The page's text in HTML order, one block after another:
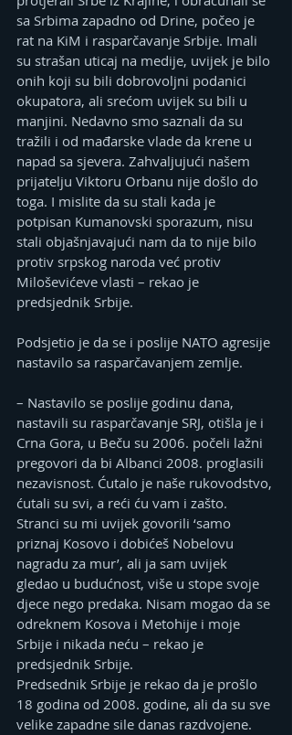
sa Srbima zapadno od Drine, počeo je
rat na KiM i rasparčavanje Srbije. Imali
su strašan uticaj na medije, uvijek je bilo
onih koji su bili dobrovoljni podanici
okupatora, ali srećom uvijek su bili u
manjini. Nedavno smo saznali da su
tražili i od mađarske vlade da krene u
napad sa sjevera. Zahvaljujući našem
prijatelju Viktoru Orbanu nije došlo do
toga. I mislite da su stali kada je
potpisan Kumanovski sporazum, nisu
stali objašnjavajući nam da to nije bilo
protiv srpskog naroda već protiv
Miloševićeve vlasti – rekao je
predsjednik Srbije.
Podsjetio je da se i poslije NATO agresije
nastavilo sa rasparčavanjem zemlje.
– Nastavilo se poslije godinu dana,
nastavili su rasparčavanje SRЈ, otišla je i
Crna Gora, u Beču su 2006. počeli lažni
pregovori da bi Albanci 2008. proglasili
nezavisnost. Ćutalo je naše rukovodstvo,
ćutali su svi, a reći ću vam i zašto.
Stranci su mi uvijek govorili ‘samo
priznaj Kosovo i dobićeš Nobelovu
nagradu za mur’, ali ja sam uvijek
gledao u budućnost, više u stope svoje
djece nego predaka. Nisam mogao da se
odreknem Kosova i Metohije i moje
Srbije i nikada neću – rekao je
predsjednik Srbije.
Predsednik Srbije je rekao da je prošlo
18 godina od 2008. godine, ali da su sve
velike zapadne sile danas razdvojene.